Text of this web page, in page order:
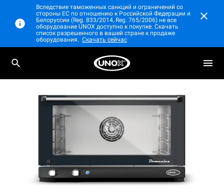
Вследствие таможенных санкций и ограничений со
стороны ЕС по отношению к Российской Федерации и
Белоруссии (Reg. 833/2014, Reg. 765/2006) не все
оборудование UNOX доступно к покупке. Скачать
список разрешенного в вашей стране к продаже
оборудования. Скачать сейчас
Профессиональная конвекционная
печь
LINEMICRO™MANUAL